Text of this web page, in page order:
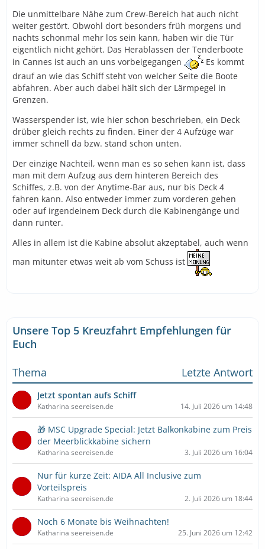
Die unmittelbare Nähe zum Crew-Bereich hat auch nicht
weiter gestört. Obwohl dort besonders früh morgens und
nachts schonmal mehr los sein kann, haben wir die Tür
eigentlich nicht gehört. Das Herablassen der Tenderboote
in Cannes ist auch an uns vorbeigegangen
Es kommt
drauf an wie das Schiff steht von welcher Seite die Boote
abfahren. Aber auch dabei hält sich der Lärmpegel in
Grenzen.
Wasserspender ist, wie hier schon beschrieben, ein Deck
drüber gleich rechts zu finden. Einer der 4 Aufzüge war
immer schnell da bzw. stand schon unten.
Der einzige Nachteil, wenn man es so sehen kann ist, dass
man mit dem Aufzug aus dem hinteren Bereich des
Schiffes, z.B. von der Anytime-Bar aus, nur bis Deck 4
fahren kann. Also entweder immer zum vorderen gehen
oder auf irgendeinem Deck durch die Kabinengänge und
dann runter.
Alles in allem ist die Kabine absolut akzeptabel, auch wenn
man mitunter etwas weit ab vom Schuss ist
Unsere Top 5 Kreuzfahrt Empfehlungen für
Euch
Thema
Letzte Antwort
Jetzt spontan aufs Schiff
Katharina seereisen.de 14. Juli 2026 um 14:48
🎁 MSC Upgrade Special: Jetzt Balkonkabine zum Preis
der Meerblickkabine sichern
Katharina seereisen.de 3. Juli 2026 um 16:04
Nur für kurze Zeit: AIDA All Inclusive zum
Vorteilspreis
Katharina seereisen.de 2. Juli 2026 um 18:44
Noch 6 Monate bis Weihnachten!
Katharina seereisen.de 25. Juni 2026 um 12:42